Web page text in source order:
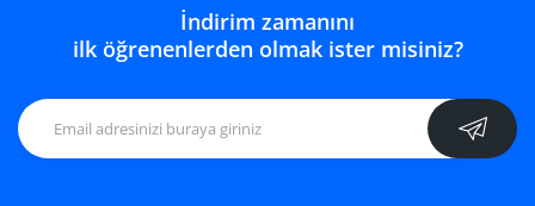
İndirim zamanını
ilk öğrenenlerden olmak ister misiniz?